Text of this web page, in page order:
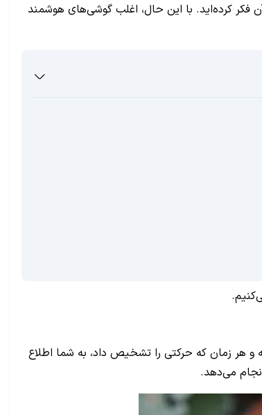
فکر کرده‌اید. با این حال، اغلب گوشی‌های هوشمند
و هر زمان که حرکتی را تشخیص داد، به شما اطلاع